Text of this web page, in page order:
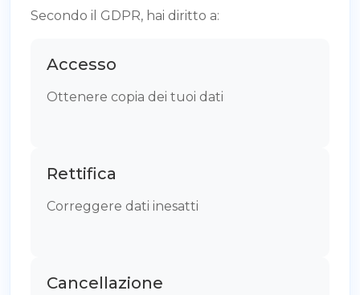
Secondo il GDPR, hai diritto a:
Accesso
Ottenere copia dei tuoi dati
Rettifica
Correggere dati inesatti
Cancellazione